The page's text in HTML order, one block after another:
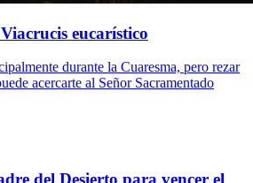
eucarístico
durante la Cuaresma, pero rezar
acercarte al Señor Sacramentado
del Desierto para vencer el